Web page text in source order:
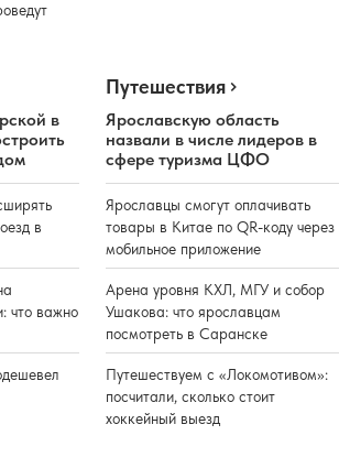
в
в
что важно
Путешествия
Ярославскую область
назвали в числе лидеров в
сфере туризма ЦФО
Ярославцы смогут оплачивать
товары в Китае по QR-коду через
мобильное приложение
Арена уровня КХЛ, МГУ и собор
Ушакова: что ярославцам
посмотреть в Саранске
Путешествуем с «Локомотивом»:
посчитали, сколько стоит
хоккейный выезд